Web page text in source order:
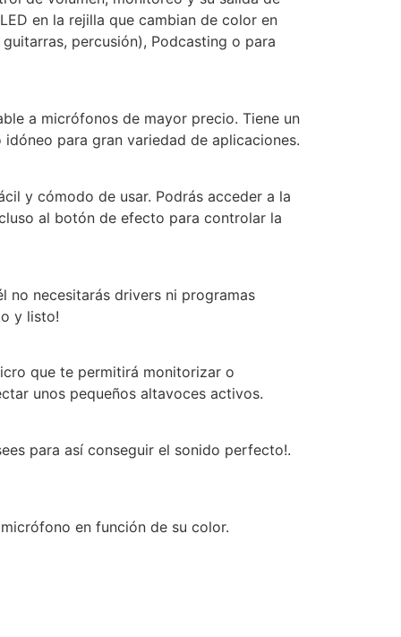
en la rejilla que cambian de color en
percusión), Podcasting o para
a micrófonos de mayor precio. Tiene un
para gran variedad de aplicaciones.
y cómodo de usar. Podrás acceder a la
al botón de efecto para controlar la
no necesitarás drivers ni programas
y listo!
que te permitirá monitorizar o
unos pequeños altavoces activos.
para así conseguir el sonido perfecto!.
en función de su color.